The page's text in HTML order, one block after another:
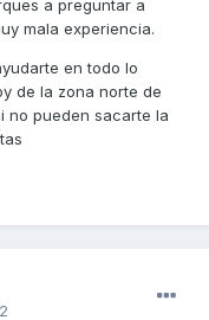
a preguntar a
mala experiencia.
en todo lo
de la zona norte de
no pueden sacarte la